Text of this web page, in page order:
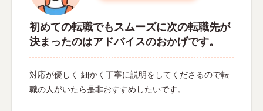
初めての転職でもスムーズに次の転職先が
決まったのはアドバイスのおかげです。
対応が優しく 細かく丁寧に説明をしてくださるので転
職の人がいたら是非おすすめしたいです。